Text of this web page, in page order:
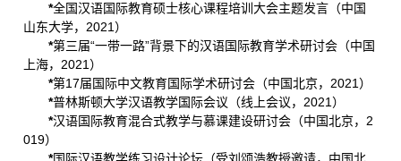
*全国汉语国际教育硕士核心课程培训大会主题发言（中国
山东大学，2021）
*第三届“一带一路”背景下的汉语国际教育学术研讨会（中国
上海，2021）
*第17届国际中文教育国际学术研讨会（中国北京，2021）
*普林斯顿大学汉语教学国际会议（线上会议，2021）
*汉语国际教育混合式教学与慕课建设研讨会（中国北京，2
019）